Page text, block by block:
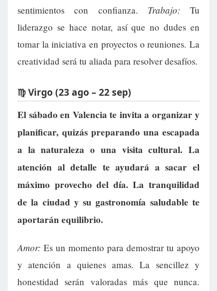
sentimientos con confianza. Trabajo: Tu
liderazgo se hace notar, así que no dudes en
tomar la iniciativa en proyectos o reuniones. La
creatividad será tu aliada para resolver desafíos.
♍ Virgo (23 ago – 22 sep)
El sábado en Valencia te invita a organizar y
planificar, quizás preparando una escapada
a la naturaleza o una visita cultural. La
atención al detalle te ayudará a sacar el
máximo provecho del día. La tranquilidad
de la ciudad y su gastronomía saludable te
aportarán equilibrio.
Amor: Es un momento para demostrar tu apoyo
y atención a quienes amas. La sencillez y
honestidad serán valoradas más que nunca.